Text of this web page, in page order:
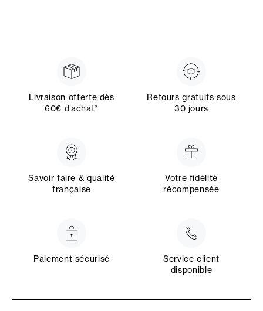
Livraison offerte dès
60€ d’achat*
Retours gratuits sous
30 jours
Savoir faire & qualité
française
Votre fidélité
récompensée
Paiement sécurisé
Service client
disponible